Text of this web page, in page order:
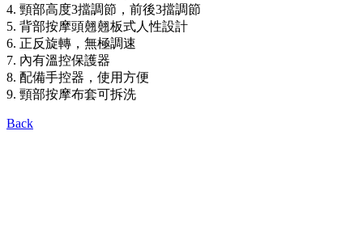
4. 頸部高度3擋調節，前後3擋調節
5. 背部按摩頭翹翹板式人性設計
6. 正反旋轉，無極調速
7. 內有溫控保護器
8. 配備手控器，使用方便
9. 頸部按摩布套可拆洗
Back